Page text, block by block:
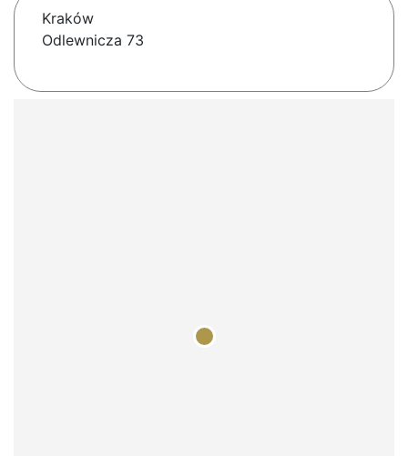
Kraków
Odlewnicza 73